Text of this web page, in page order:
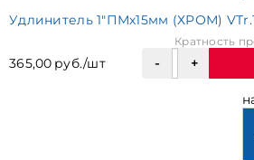
Удлинитель 1"ПМх15мм (ХРОМ)
365,00 руб./шт
Кратность